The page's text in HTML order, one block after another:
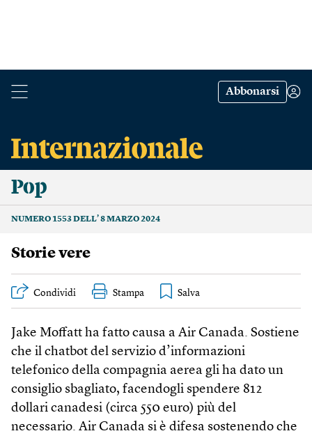
Abbonarsi
Pop
NUMERO 1553 DELL’ 8 MARZO 2024
Storie vere
Condividi Stampa
Jake Moffatt ha fatto causa a Air Canada. Sostiene
che il chatbot del servizio d’informazioni
telefonico della compagnia aerea gli ha dato un
consiglio sbagliato, facendogli spendere 812
dollari canadesi (circa 550 euro) più del
necessario. Air Canada si è difesa sostenendo che